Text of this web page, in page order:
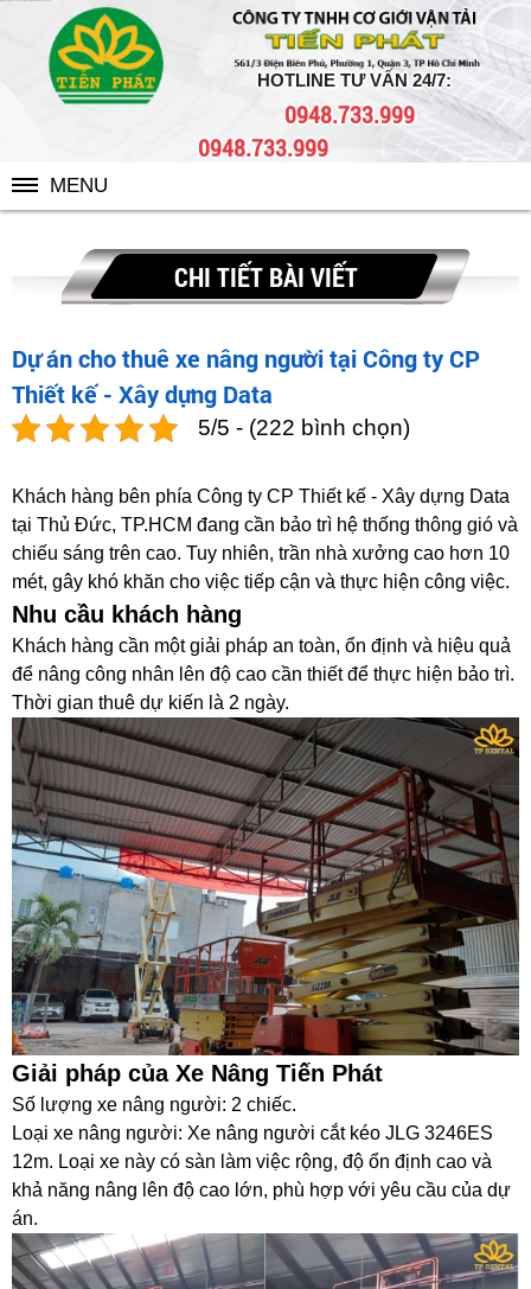
HOTLINE TƯ VẤN 24/7:
0948.733.999
0948.733.999
MENU
CHI TIẾT BÀI VIẾT
Dự án cho thuê xe nâng người tại Công ty CP
Thiết kế - Xây dựng Data
5/5 - (222 bình chọn)
Khách hàng bên phía Công ty CP Thiết kế - Xây dựng Data
tại Thủ Đức, TP.HCM đang cần bảo trì hệ thống thông gió và
chiếu sáng trên cao. Tuy nhiên, trần nhà xưởng cao hơn 10
mét, gây khó khăn cho việc tiếp cận và thực hiện công việc.
Nhu cầu khách hàng
Khách hàng cần một giải pháp an toàn, ổn định và hiệu quả
để nâng công nhân lên độ cao cần thiết để thực hiện bảo trì.
Thời gian thuê dự kiến là 2 ngày.
Giải pháp của Xe Nâng Tiến Phát
Số lượng xe nâng người: 2 chiếc.
Loại xe nâng người: Xe nâng người cắt kéo JLG 3246ES
12m. Loại xe này có sàn làm việc rộng, độ ổn định cao và
khả năng nâng lên độ cao lớn, phù hợp với yêu cầu của dự
án.